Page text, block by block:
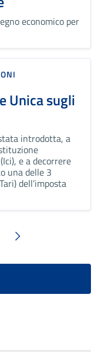
economico per
Unica sugli
introdotta, a
e a decorrere
una delle 3
dell’imposta